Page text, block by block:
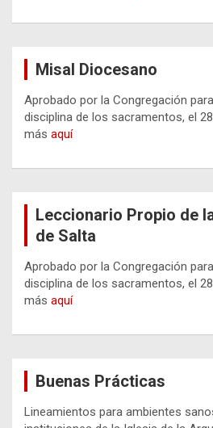
Misal Diocesano
Aprobado por la Congregación
disciplina de los sacramentos, el
más aquí
Leccionario Propio de
de Salta
Aprobado por la Congregación
disciplina de los sacramentos, el
más aquí
Buenas Prácticas
Lineamientos para ambientes